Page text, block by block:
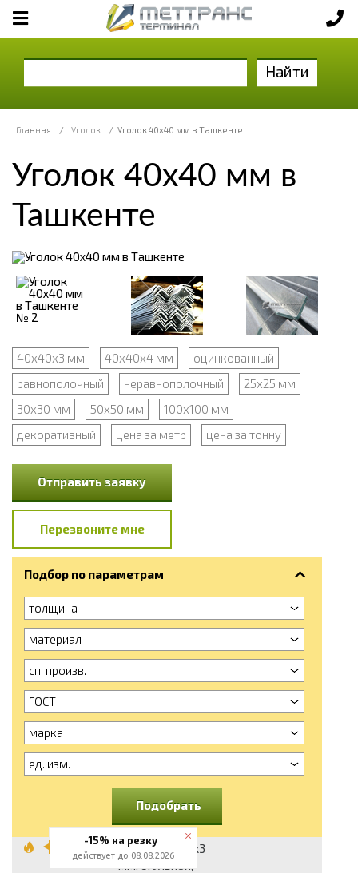
Найти
Главная / Уголок / Уголок 40x40 мм в Ташкенте
Уголок 40x40 мм в
Ташкенте
40х40х3 мм 40х40х4 мм
оцинкованный
равнополочный
неравнополочный
25x25 мм
30x30 мм
50x50 мм
100x100 мм
декоративный
цена за метр цена за тонну
Отправить заявку
Перезвоните мне
Подбор по параметрам
толщина
материал
сп. произв.
ГОСТ
марка
ед. изм.
Подобрать
Уголок 40x40x3
мм, стальной,
-15% на резку
действует до 08.08.2026